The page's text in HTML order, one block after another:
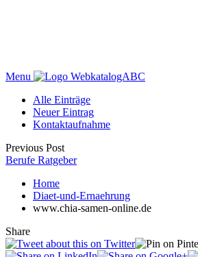
Menu
WebkatalogABC
Alle Einträge
Neuer Eintrag
Kontaktaufnahme
Previous Post
Berufe Ratgeber
Home
Diaet-und-Ernaehrung
www.chia-samen-online.de
Share